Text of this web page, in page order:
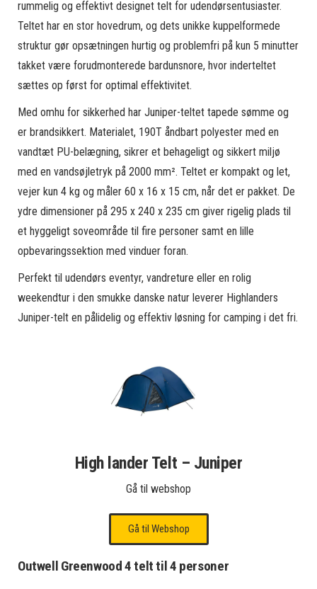
rummelig og effektivt designet telt for udendørsentusiaster.
Teltet har en stor hovedrum, og dets unikke kuppelformede
struktur gør opsætningen hurtig og problemfri på kun 5 minutter
takket være forudmonterede bardunsnore, hvor inderteltet
sættes op først for optimal effektivitet.
Med omhu for sikkerhed har Juniper-teltet tapede sømme og
er brandsikkert. Materialet, 190T åndbart polyester med en
vandtæt PU-belægning, sikrer et behageligt og sikkert miljø
med en vandsøjletryk på 2000 mm². Teltet er kompakt og let,
vejer kun 4 kg og måler 60 x 16 x 15 cm, når det er pakket. De
ydre dimensioner på 295 x 240 x 235 cm giver rigelig plads til
et hyggeligt soveområde til fire personer samt en lille
opbevaringssektion med vinduer foran.
Perfekt til udendørs eventyr, vandreture eller en rolig
weekendtur i den smukke danske natur leverer Highlanders
Juniper-telt en pålidelig og effektiv løsning for camping i det fri.
High lander Telt – Juniper
Gå til webshop
Gå til Webshop
Outwell Greenwood 4 telt til 4 personer